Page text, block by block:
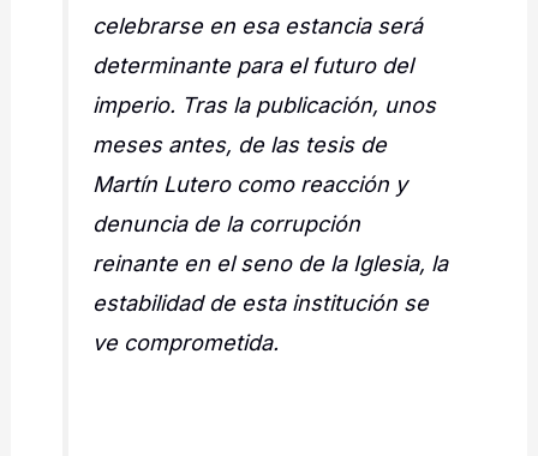
celebrarse en esa estancia será
determinante para el futuro del
imperio. Tras la publicación, unos
meses antes, de las tesis de
Martín Lutero como reacción y
denuncia de la corrupción
reinante en el seno de la Iglesia, la
estabilidad de esta institución se
ve comprometida.